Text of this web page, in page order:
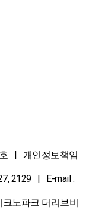
| 개인정보책임
2129 | E-mail :
노파크 더리브비